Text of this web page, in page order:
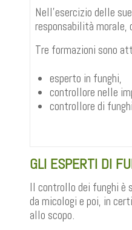
Nell'esercizio delle
responsabilità morale,
Tre formazioni sono
esperto in funghi,
controllore nelle
controllore di
GLI ESPERTI DI
Il controllo dei funghi
da micologi e poi, in
allo scopo.